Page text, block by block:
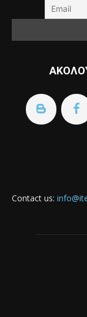
Contact us: